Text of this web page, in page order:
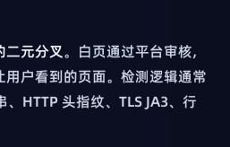
二元分叉。白页通过平台审核,
户看到的页面。检测逻辑通常
HTTP 头指纹、TLS JA3、行